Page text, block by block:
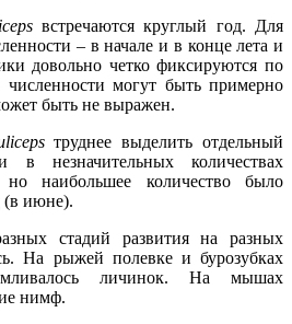
встречаются круглый год. Для
– в начале и в конце лета и
довольно четко фиксируются по
могут быть примерно
быть не выражен.
труднее выделить отдельный
незначительных количествах
но наибольшее количество было
(в июне).
стадий развития на разных
На рыжей полевке и бурозубках
личинок. На мышах
нимф.